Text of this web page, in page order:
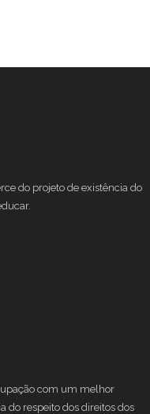
do projeto de existência do
com um melhor
do respeito dos direitos dos